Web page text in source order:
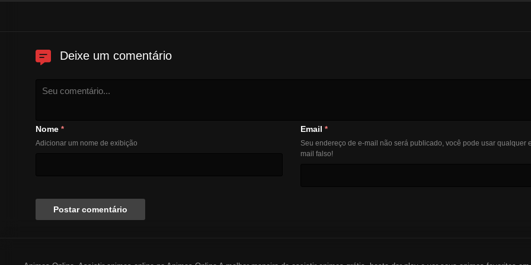
Deixe um comentário
Nome *
Adicionar um nome de exibição
Email *
Seu endereço de e-mail não será publicado, você pode usar qualquer
mail falso!